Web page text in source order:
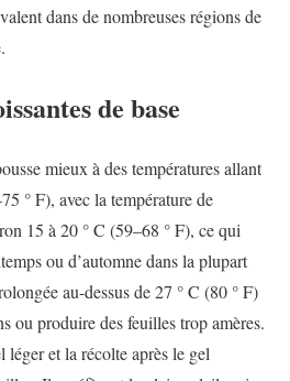
dans de nombreuses régions de
de base
mieux à des températures allant
° F), avec la température de
15 à 20 ° C (59–68 ° F), ce qui
ou d’automne dans la plupart
au-dessus de 27 ° C (80 ° F)
ou produire des feuilles trop amères.
et la récolte après le gel